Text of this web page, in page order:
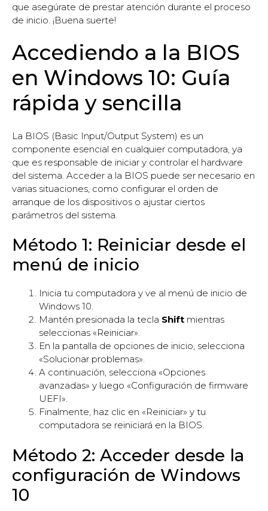
que asegúrate de prestar atención durante el proceso
de inicio. ¡Buena suerte!
Accediendo a la BIOS
en Windows 10: Guía
rápida y sencilla
La BIOS (Basic Input/Output System) es un
componente esencial en cualquier computadora, ya
que es responsable de iniciar y controlar el hardware
del sistema. Acceder a la BIOS puede ser necesario en
varias situaciones, como configurar el orden de
arranque de los dispositivos o ajustar ciertos
parámetros del sistema.
Método 1: Reiniciar desde el
menú de inicio
Inicia tu computadora y ve al menú de inicio de
Windows 10.
Mantén presionada la tecla Shift mientras
seleccionas «Reiniciar».
En la pantalla de opciones de inicio, selecciona
«Solucionar problemas».
A continuación, selecciona «Opciones
avanzadas» y luego «Configuración de firmware
UEFI».
Finalmente, haz clic en «Reiniciar» y tu
computadora se reiniciará en la BIOS.
Método 2: Acceder desde la
configuración de Windows
10